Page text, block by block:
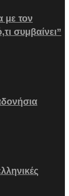
με τον
συμβαίνει”